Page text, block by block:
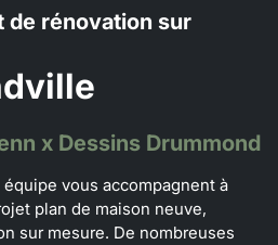
de rénovation sur
x Dessins Drummond
vous accompagnent à
plan de maison neuve,
sur mesure. De nombreuses